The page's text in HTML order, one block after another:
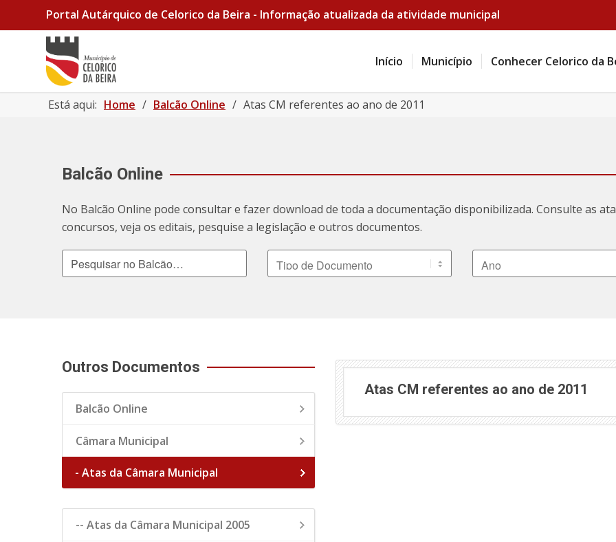
Portal Autárquico de Celorico da Beira - Informação atualizada da atividade municipal
Início Município Conhecer Celorico da
Está aqui: Home / Balcão Online / Atas CM referentes ao ano de 2011
Balcão Online
No Balcão Online pode consultar e fazer download de toda a documentação disponibilizada. Consulte as
concursos, veja os editais, pesquise a legislação e outros documentos.
Pesquisar no Balcão Tipo de Documento Ano
Outros Documentos
Balcão Online
Câmara Municipal
- Atas da Câmara Municipal
-- Atas da Câmara Municipal 2005
Atas CM referentes ao ano de 2011